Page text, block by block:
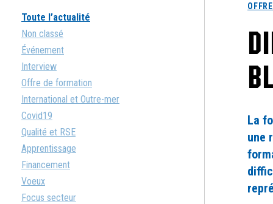
Toute l’actualité
Non classé
Événement
Interview
Offre de formation
International et Outre-mer
Covid19
Qualité et RSE
Apprentissage
Financement
Voeux
Focus secteur
La
une